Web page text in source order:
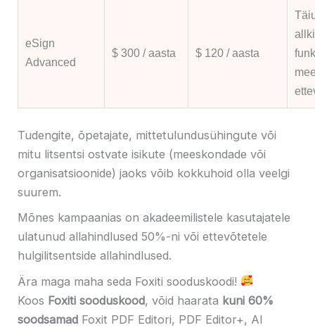
eSign
Advanced
$ 300 / aasta $ 120 / aasta
Tudengite, õpetajate, mittetulundusühingute või
mitu litsentsi ostvate isikute (meeskondade või
organisatsioonide) jaoks võib kokkuhoid olla veelgi
suurem.
Mõnes kampaanias on akadeemilistele kasutajatele
ulatunud allahindlused 50%-ni või ettevõtetele
hulgilitsentside allahindlused.
Ära maga maha seda Foxiti sooduskoodi!
Koos Foxiti sooduskood, võid haarata kuni 60%
soodsamad Foxit PDF Editori, PDF Editor+, AI